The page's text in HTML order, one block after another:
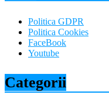
Politica GDPR
Politica Cookies
FaceBook
Youtube
Categorii